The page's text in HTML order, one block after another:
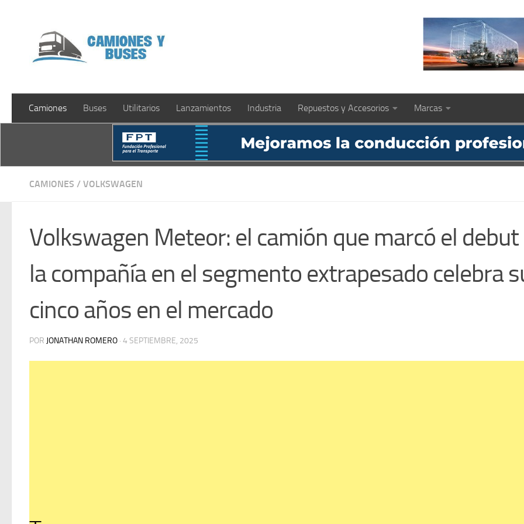
Camiones Buses Utilitarios Lanzamientos Industria Repuestos y Accesorios Marcas
CAMIONES / VOLKSWAGEN
Volkswagen Meteor: el camión que marcó el debut
la compañía en el segmento extrapesado celebra
cinco años en el mercado
POR JONATHAN ROMERO · 4 SEPTIEMBRE, 2025